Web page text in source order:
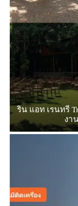
ริน แอท เรนทรี
งา